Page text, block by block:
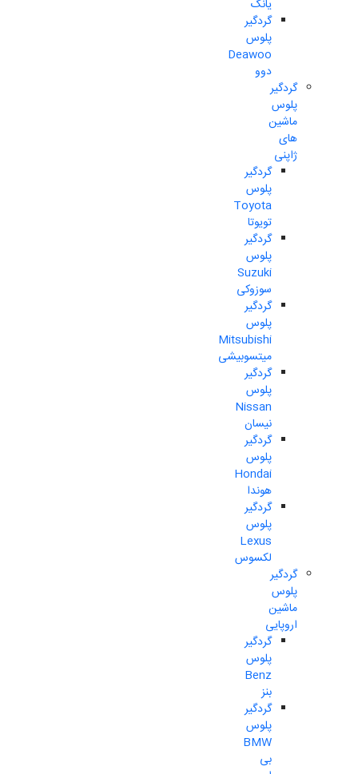
یانگ
گردگیر
پلوس
Deawoo
دوو
گردگیر
پلوس
ماشین
های
ژاپنی
گردگیر
پلوس
Toyota
تویوتا
گردگیر
پلوس
Suzuki
سوزوکی
گردگیر
پلوس
Mitsubishi
میتسوبیشی
گردگیر
پلوس
Nissan
نیسان
گردگیر
پلوس
Hondai
هوندا
گردگیر
پلوس
Lexus
لکسوس
گردگیر
پلوس
ماشین
اروپایی
گردگیر
پلوس
Benz
بنز
گردگیر
پلوس
BMW
بی